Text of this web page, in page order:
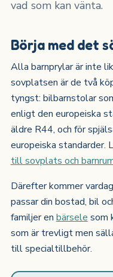
vad som kan vänta.
Börja med det
Alla barnprylar är inte
sovplatsen är de två
tyngst: bilbarnstolar
enligt den europeiska
äldre R44, och för
europeiska standarder.
till sovplats och
Därefter kommer
passar din bostad, bil
familjer enbärselesom
som är trevligt men
till specialtillbehör.